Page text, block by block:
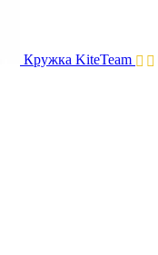
Кружка KiteTeam